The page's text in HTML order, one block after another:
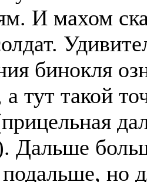
И махом
бинокля
тут такой
Дальше
подальше, но